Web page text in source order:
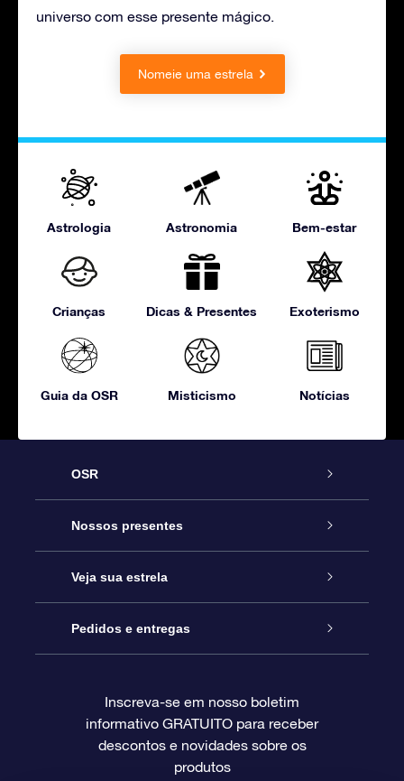
universo com esse presente mágico.
Nomeie uma estrela
Astrologia Astronomia Bem-estar
Crianças Dicas & Presentes Exoterismo
Guia da OSR Misticismo Notícias
OSR
Serviço
Entre em contato conosco
Blog
Avaliações
Nossos presentes
Presente estrelar on-line
Pacote de presente da OSR
O cartão de presente da OSR
Veja sua estrela
Star Register
Página estelar personalizada
Pedidos e entregas
Informações de pagamento
Inscreva-se em nosso boletim
informativo GRATUITO para receber
descontos e novidades sobre os
produtos